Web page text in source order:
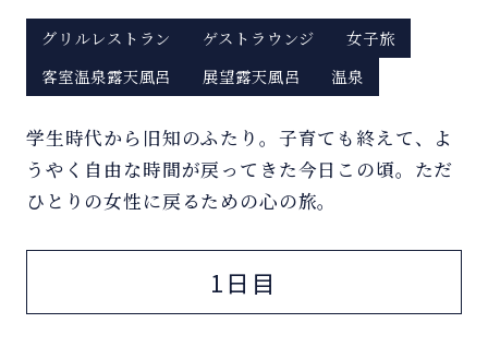
グリルレストラン ゲストラウンジ
女子旅
客室温泉露天風呂
展望露天風呂 温泉
学生時代から旧知のふたり。子育ても終えて、よ
うやく自由な時間が戻ってきた今日この頃。ただ
ひとりの女性に戻るための心の旅。
1日目